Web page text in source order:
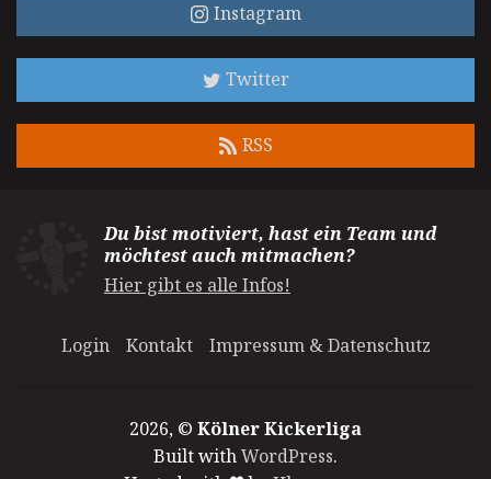
Instagram
Twitter
RSS
Du bist motiviert, hast ein Team und
möchtest auch mitmachen?
Hier gibt es alle Infos!
Login Kontakt Impressum & Datenschutz
2026, © Kölner Kickerliga
Built withWordPress.